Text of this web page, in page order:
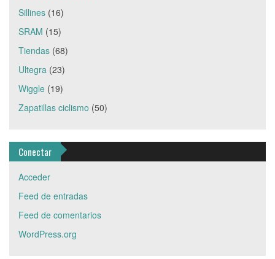
Sillines (16)
SRAM (15)
Tiendas (68)
Ultegra (23)
Wiggle (19)
Zapatillas ciclismo (50)
Conectar
Acceder
Feed de entradas
Feed de comentarios
WordPress.org